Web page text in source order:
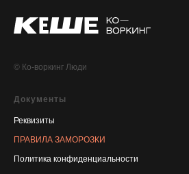
© Ко-воркинг Люди
Документы
Реквизиты
ПРАВИЛА ЗАМОРОЗКИ
Политика конфиденциальности